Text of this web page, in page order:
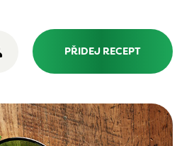
PŘIDEJ RECEPT